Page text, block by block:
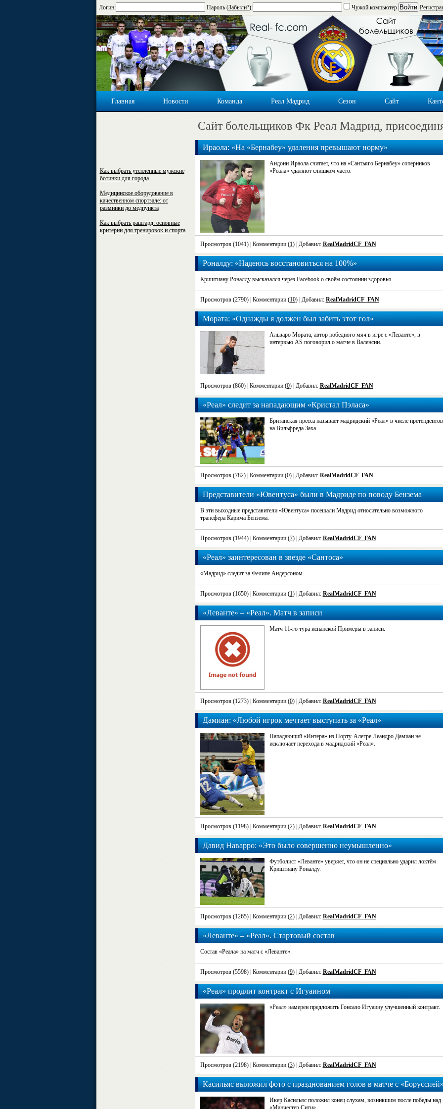
Логин: Пароль (Забыли?): Чужой компьютер Войти
Главная Новости Команда Реал Мадрид Сезон Сайт
Cайт болельщиков Фк Реал Мадрид,
Как выбрать утеплённые мужские
ботинки для города
Медицинское оборудование в
качественном спортзале: от
разминки до медпункта
Как выбрать рашгард: основные
критерии для тренировок и спорта
Ираола: «На «Бернабеу» удаления превышают норму»
Андони Ираола считает, что на «Сантьяго Бернабеу» соперников
«Реала» удаляют слишком часто.
Просмотров (1041) | Комментарии (1) | Добавил: RealMadridCF_FAN
Роналду: «Надеюсь восстановиться на 100%»
Криштиану Роналду высказался через Facebook о своём состоянии здоровья.
Просмотров (2790) | Комментарии (10) | Добавил: RealMadridCF_FAN
Мората: «Однажды я должен был забить этот гол»
Альваро Мората, автор победного мяч в игре с «Леванте», в
интервью AS поговорил о матче в Валенсии.
Просмотров (860) | Комментарии (0) | Добавил: RealMadridCF_FAN
«Реал» следит за нападающим «Кристал Пэласа»
Британская пресса называет мадридский «Реал» в числе претендентов
на Вильфреда Заха.
Просмотров (782) | Комментарии (0) | Добавил: RealMadridCF_FAN
Представители «Ювентуса» были в Мадриде по поводу Бензема
В эти выходные представители «Ювентуса» посещали Мадрид относительно возможного
трансфера Карима Бензема.
Просмотров (1944) | Комментарии (7) | Добавил: RealMadridCF_FAN
«Реал» заинтересован в звезде «Сантоса»
«Мадрид» следит за Фелипе Андерсоном.
Просмотров (1650) | Комментарии (1) | Добавил: RealMadridCF_FAN
«Леванте» – «Реал». Матч в записи
Матч 11-го тура испанской Примеры в записи.
Просмотров (1273) | Комментарии (0) | Добавил: RealMadridCF_FAN
Дамиан: «Любой игрок мечтает выступать за «Реал»
Нападающий «Интера» из Порту-Алегре Леандро Дамиан не
исключает перехода в мадридский «Реал».
Просмотров (1198) | Комментарии (2) | Добавил: RealMadridCF_FAN
Давид Наварро: «Это было совершенно неумышленно»
Футболист «Леванте» уверяет, что он не специально ударил локтём
Криштиану Роналду.
Просмотров (1265) | Комментарии (2) | Добавил: RealMadridCF_FAN
«Леванте» – «Реал». Стартовый состав
Состав «Реала» на матч с «Леванте».
Просмотров (5598) | Комментарии (9) | Добавил: RealMadridCF_FAN
«Реал» продлит контракт с Игуаином
«Реал» намерен предложить Гонсало Игуаину улучшенный контракт.
Просмотров (2198) | Комментарии (3) | Добавил: RealMadridCF_FAN
Касильяс выложил фото с празднованием голов в матче с
Икер Касильяс положил конец слухам, возникшим после победы над
«Манчестер Сити».